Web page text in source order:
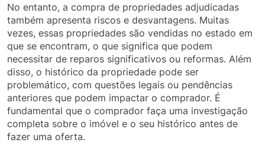
No entanto, a compra de propriedades adjudicadas
também apresenta riscos e desvantagens. Muitas
vezes, essas propriedades são vendidas no estado em
que se encontram, o que significa que podem
necessitar de reparos significativos ou reformas. Além
disso, o histórico da propriedade pode ser
problemático, com questões legais ou pendências
anteriores que podem impactar o comprador. É
fundamental que o comprador faça uma investigação
completa sobre o imóvel e o seu histórico antes de
fazer uma oferta.